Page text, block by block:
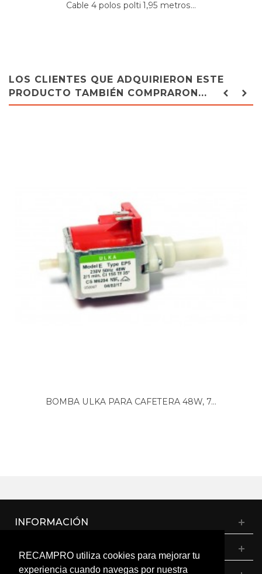
RECAMPRO utiliza cookies para mejorar tu
experiencia cuando navegas por nuestra
Cable 4 polos polti 1,95 metros...
LOS CLIENTES QUE ADQUIRIERON ESTE
PRODUCTO TAMBIÉN COMPRARON...
BOMBA ULKA PARA CAFETERA 48W, 7...
INFORMACIÓN